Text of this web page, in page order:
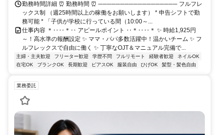
勤務時間詳細 ⏰ 勤務時間 ⏰ ────────────────── フルフレ
ックス制 （週25時間以上の稼働をお願いします） * 申告シフトで勤
務可能 * 「子供が学校に行っている間（10:00～...
仕事内容 ＊‥‥＊‥ アピールポイント ‥＊‥‥＊ ✨ 時給1,925円
～！高水準の報酬設定 ✨ ママ・パパ多数活躍中！温かいチーム ✨ フ
ルフレックスで自由に働く ✨ 丁寧なOJT＆マニュアル完備で...
主婦・主夫歓迎 フリーター歓迎 学歴不問 フルリモート 経験者歓迎
ネイルOK
在宅OK
ブランクOK 長期歓迎 ピアスOK 服装自由 ひげOK 髪型・髪色自由
業務委託